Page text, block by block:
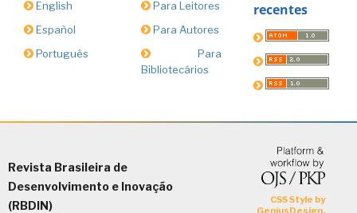
English
Español
Português
Para Leitores
Para Autores
Para
Bibliotecários
recentes
Revista Brasileira de
Desenvolvimento e Inovação
(RBDIN)